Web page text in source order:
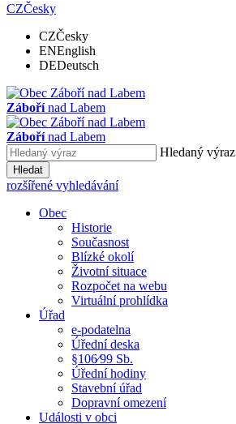
CZČesky
CZČesky
ENEnglish
DEDeutsch
Zábořínad Labem
Zábořínad Labem
Hledaný výraz
Hledat
rozšířené vyhledávání
Obec
Historie
Současnost
Blízké okolí
Životní situace
Rozpočet na webu
Virtuální prohlídka
Úřad
e-podatelna
Úřední deska
§106⁄99 Sb.
Úřední hodiny
Stavební úřad
Dopravní omezení
Události v obci